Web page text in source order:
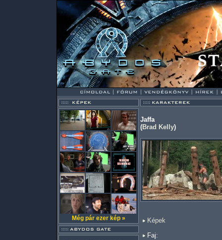
Még pár ezer kép »
Jaffa
(Brad Kelly)
Képek
Faj: